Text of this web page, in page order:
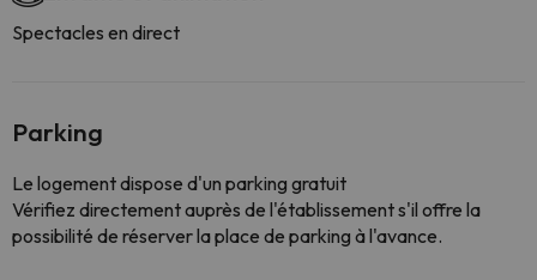
Spectacles en direct
Parking
Le logement dispose d'un parking gratuit
Vérifiez directement auprès de l'établissement s'il offre la
possibilité de réserver la place de parking à l'avance.